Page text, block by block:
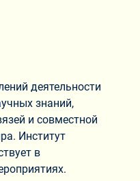
деятельности
знаний,
и совместной
Институт
в